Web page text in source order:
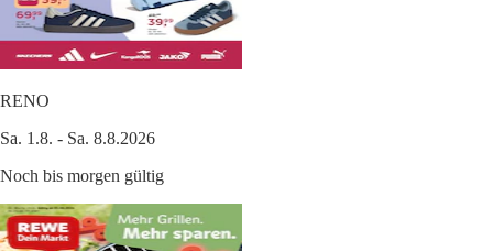
RENO
Sa. 1.8. - Sa. 8.8.2026
Noch bis morgen gültig